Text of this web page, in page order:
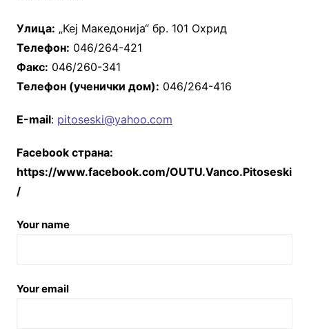
Улица: „Кеј Македонија“ бр. 101 Охрид
Телефон: 046/264-421
Факс: 046/260-341
Телефон (ученички дом): 046/264-416
Е-mail: pitoseski@yahoo.com
Facebook страна:
https://www.facebook.com/OUTU.Vanco.Pitoseski
/
Your name
Your email